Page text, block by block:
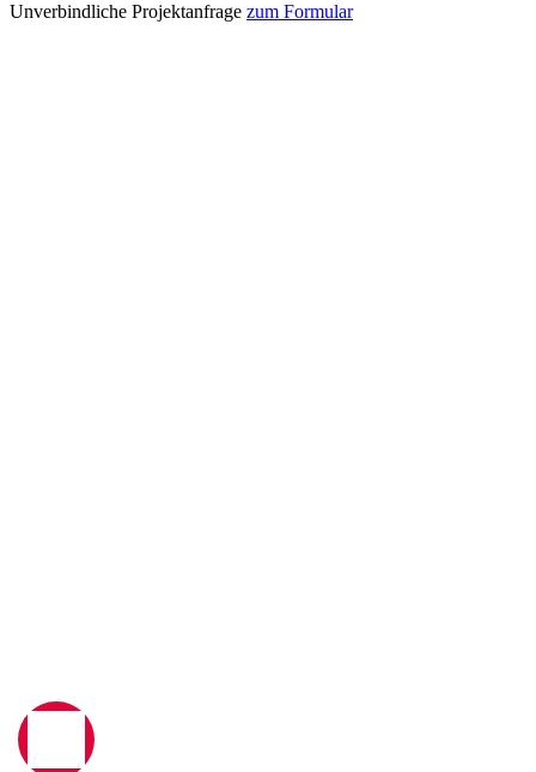
Unverbindliche Projektanfrage zum Formular